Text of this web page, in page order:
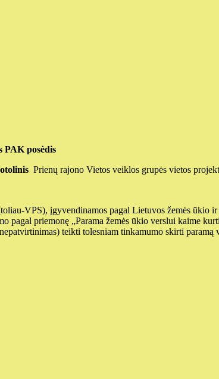
PAK posėdis
Prienų rajono Vietos veiklos grupės vietos
VPS), įgyvendinamos pagal Lietuvos žemės ūkio
pagal priemonę „Parama žemės ūkio verslui kaime
teikti tolesniam tinkamumo skirti